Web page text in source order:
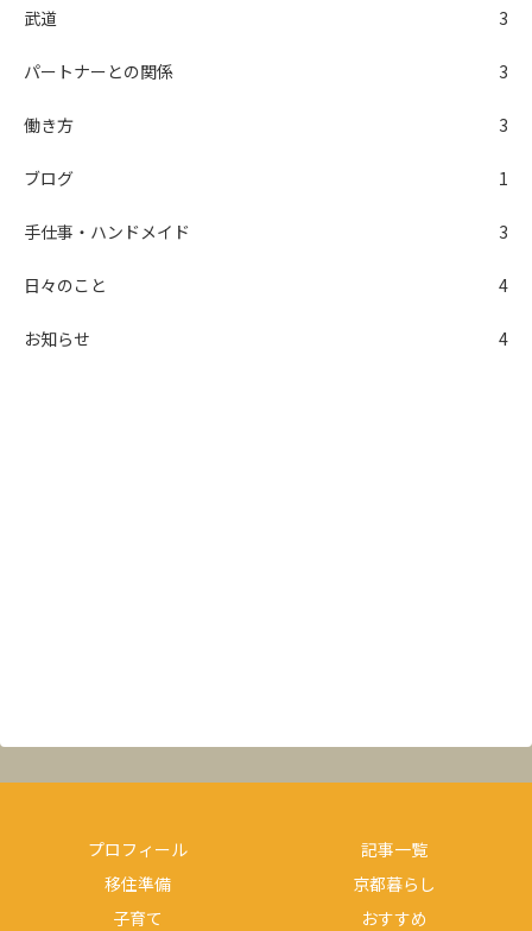
武道 3
パートナーとの関係 3
働き方 3
ブログ 1
手仕事・ハンドメイド 3
日々のこと 4
お知らせ 4
プロフィール
記事一覧
移住準備
京都暮らし
子育て
おすすめ